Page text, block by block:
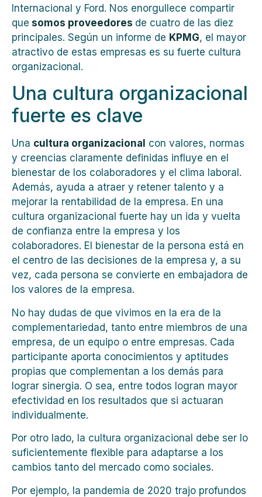
Internacional y Ford. Nos enorgullece compartir
que somos proveedores de cuatro de las diez
principales. Según un informe de KPMG, el mayor
atractivo de estas empresas es su fuerte cultura
organizacional.
Una cultura organizacional
fuerte es clave
Una cultura organizacional con valores, normas
y creencias claramente definidas influye en el
bienestar de los colaboradores y el clima laboral.
Además, ayuda a atraer y retener talento y a
mejorar la rentabilidad de la empresa. En una
cultura organizacional fuerte hay un ida y vuelta
de confianza entre la empresa y los
colaboradores. El bienestar de la persona está en
el centro de las decisiones de la empresa y, a su
vez, cada persona se convierte en embajadora de
los valores de la empresa.
No hay dudas de que vivimos en la era de la
complementariedad, tanto entre miembros de una
empresa, de un equipo o entre empresas. Cada
participante aporta conocimientos y aptitudes
propias que complementan a los demás para
lograr sinergia. O sea, entre todos logran mayor
efectividad en los resultados que si actuaran
individualmente.
Por otro lado, la cultura organizacional debe ser lo
suficientemente flexible para adaptarse a los
cambios tanto del mercado como sociales.
Por ejemplo, la pandemia de 2020 trajo profundos